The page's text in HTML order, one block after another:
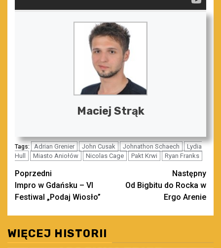
Maciej Strąk
Tags: Adrian Grenier John Cusak Johnathon Schaech
Lydia
Hull
Miasto Aniołów Nicolas Cage Pakt Krwi Ryan Franks
Zobacz
wpisy
Poprzedni
Impro w Gdańsku – VI
Festiwal „Podaj Wiosło”
Następny
Od Bigbitu do Rocka w
Ergo Arenie
WIĘCEJ HISTORII